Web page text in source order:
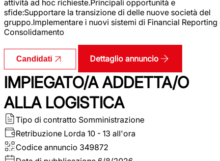
attività ad hoc richieste.Principali opportunità e
sfide:Supportare la transizione di delle nuove società del
gruppo.Implementare i nuovi sistemi di Financial Reporting
Consolidamento
Candidati Dettaglio annuncio
IMPIEGATO/A ADDETTA/O
ALLA LOGISTICA
Tipo di contratto Somministrazione
Retribuzione Lorda 10 - 13 all'ora
Codice annuncio 349872